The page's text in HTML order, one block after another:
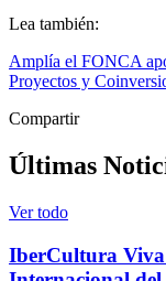
Lea también:
Amplía el FONCA
Proyectos y
Compartir
Últimas
Ver todo
IberCultura